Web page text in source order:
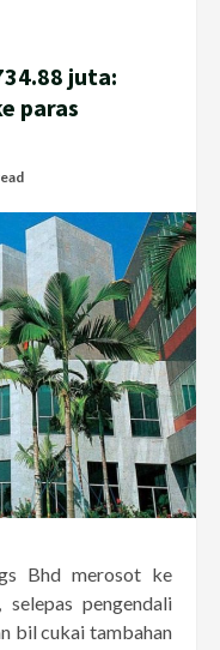
juta:
paras
Bhd merosot ke
pengendali
bil cukai tambahan